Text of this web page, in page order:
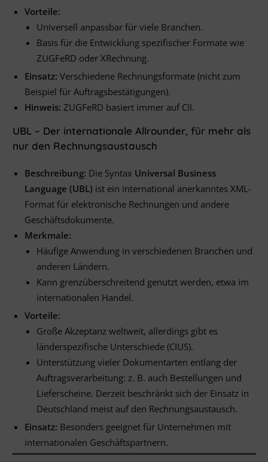
Vorteile:
Universell anpassbar für viele Branchen.
Basis für die Entwicklung spezifischer Formate wie
ZUGFeRD oder XRechnung.
Einsatz: Verschiedene Rechnungsformate (nicht zum
Beispiel für Auftragsbestätigungen).
Hinweis: ZUGFeRD basiert immer auf CII.
UBL – Der internationale Allrounder, für mehr als
nur den Rechnungsaustausch
Beschreibung: Die Syntax Universal Business
Language (UBL) ist ein international anerkanntes XML-
Format für elektronische Rechnungen und andere
Geschäftsdokumente.
Merkmale:
Häufige Anwendung in verschiedenen Branchen und
anderen Ländern.
Kann grenzüberschreitend genutzt werden, etwa im
internationalen Handel.
Vorteile:
Große Akzeptanz weltweit, allerdings gibt es
länderspezifische Unterschiede (CIUS).
Unterstützung vieler Dokumentarten entlang der
Auftragsverarbeitung: z. B. auch Bestellungen und
Lieferscheine. Derzeit beschränkt sich der Einsatz in
Deutschland meist auf den Rechnungsaustausch.
Einsatz: Besonders geeignet für Unternehmen mit
internationalen Geschäftspartnern.